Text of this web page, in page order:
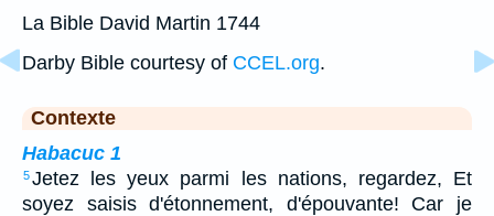
La Bible David Martin 1744
Darby Bible courtesy of CCEL.org.
Contexte
Habacuc 1
5Jetez les yeux parmi les nations, regardez, Et
soyez saisis d'étonnement, d'épouvante! Car je